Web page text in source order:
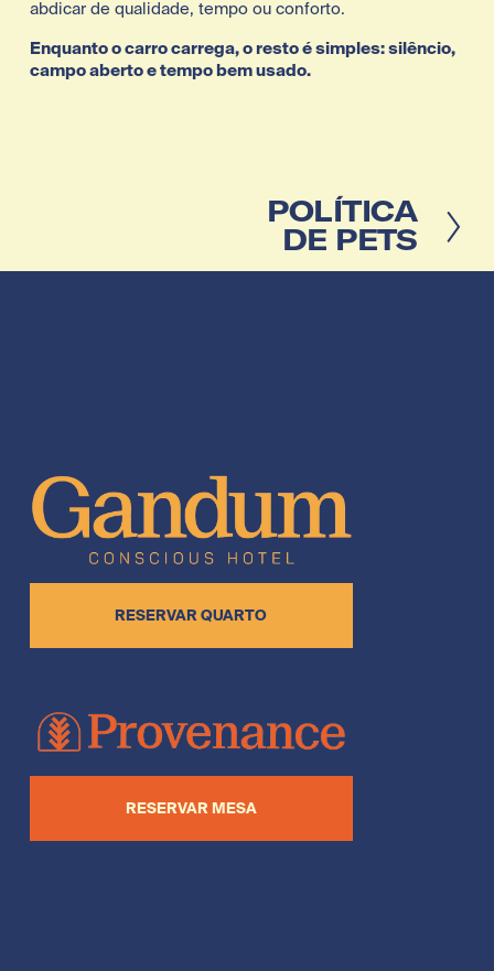
abdicar de qualidade, tempo ou conforto.
Enquanto o carro carrega, o resto é simples: silêncio,
campo aberto e tempo bem usado.
x
POLÍTICA
DE PETS
RESERVAR QUARTO
RESERVAR MESA